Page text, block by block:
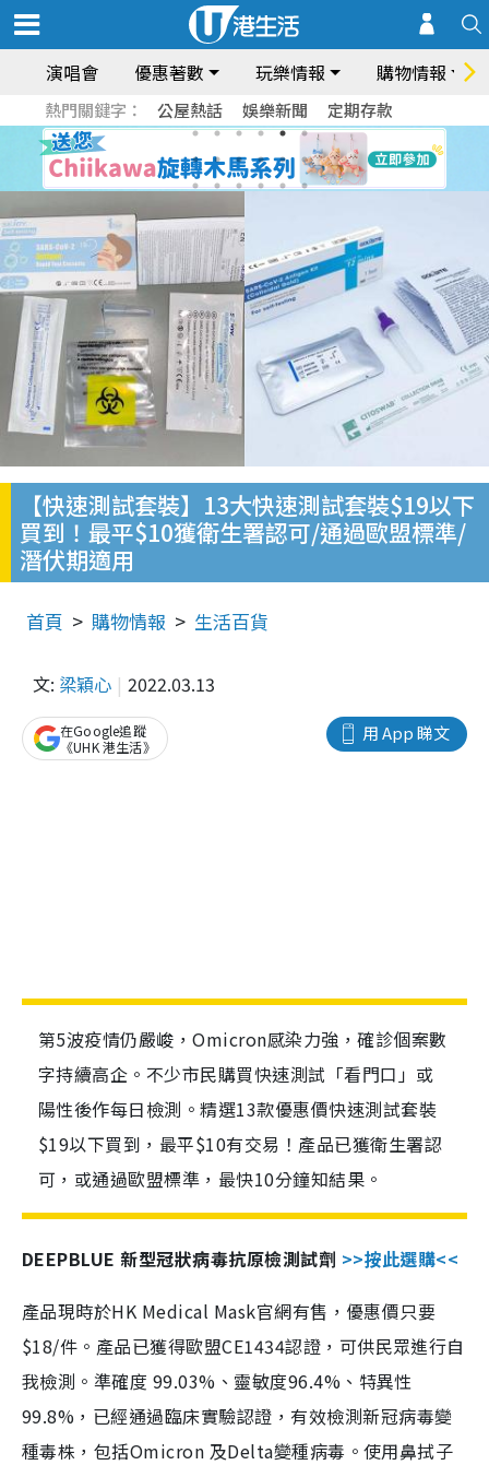
演唱會 優惠著數 玩樂情報 購物情報
熱門關鍵字： 公屋熱話 娛樂新聞 定期存款
【快速測試套裝】13大快速測試套裝$19以下
買到！最平$10獲衛生署認可/通過歐盟標準/
潛伏期適用
首頁 購物情報 生活百貨
文: 梁穎心 2022.03.13
用 App 睇文
在Google追蹤
《UHK 港生活》
第5波疫情仍嚴峻，Omicron感染力強，確診個案數
字持續高企。不少市民購買快速測試「看門口」或
陽性後作每日檢測。精選13款優惠價快速測試套裝
$19以下買到，最平$10有交易！產品已獲衛生署認
可，或通過歐盟標準，最快10分鐘知結果。
DEEPBLUE 新型冠狀病毒抗原檢測試劑 >>按此選購<<
產品現時於HK Medical Mask官網有售，優惠價只要
$18/件。產品已獲得歐盟CE1434認證，可供民眾進行自
我檢測。準確度 99.03%、靈敏度96.4%、特異性
99.8%，已經通過臨床實驗認證，有效檢測新冠病毒變
種毒株，包括Omicron 及Delta變種病毒。使用鼻拭子